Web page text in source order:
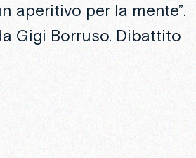
aperitivo per la mente”.
Gigi Borruso. Dibattito